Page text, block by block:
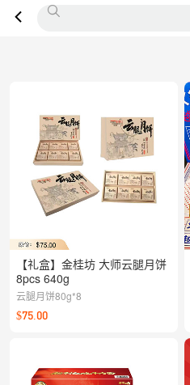
【礼盒】金桂坊 大师云腿月饼
8pcs 640g
云腿月饼80g*8
$75.00